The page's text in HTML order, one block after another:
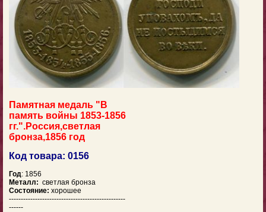
Памятная медаль "В
память войны 1853-1856
гг.".Россия,светлая
бронза,1856 год
Код товара: 0156
Год: 1856
Металл: светлая бронза
Состояние: хорошее
-------------------------------------------------
------